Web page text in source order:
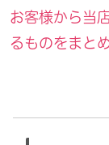
お客様から当
るものをまと